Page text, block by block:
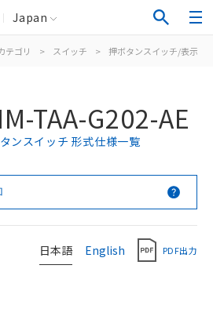
Japan
テゴリ > スイッチ > 押ボタンスイッチ/表示灯
TAA-G202-AE
ンスイッチ 形式仕様一覧
日本語 English PDF出力